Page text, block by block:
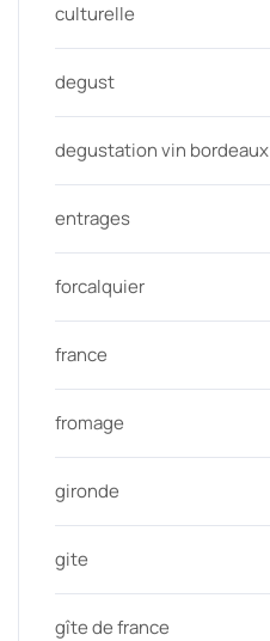
culturelle
degust
degustation vin bordeaux
entrages
forcalquier
france
fromage
gironde
gite
gîte de france